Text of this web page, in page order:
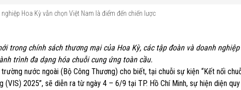
nghiệp Hoa Kỳ vẫn chọn Việt Nam là điểm đến chiến lược
trong chính sách thương mại của Hoa Kỳ, các tập đoàn và doanh
trình đa dạng hóa chuỗi cung ứng toàn cầu.
nước ngoài (Bộ Công Thương) cho biết, tại chuỗi sự kiện “Kết nối
(VIS) 2025”, sẽ diễn ra từ ngày 4 – 6/9 tại TP. Hồ Chí Minh, sự hiện diện